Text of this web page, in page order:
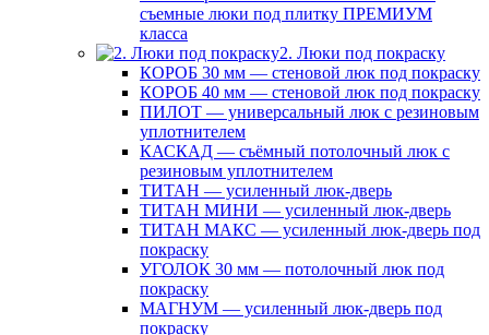
съемные люки под плитку ПРЕМИУМ
класса
2. Люки под покраску
КОРОБ 30 мм — стеновой люк под покраску
КОРОБ 40 мм — стеновой люк под покраску
ПИЛОТ — универсальный люк с резиновым
уплотнителем
КАСКАД — съёмный потолочный люк с
резиновым уплотнителем
ТИТАН — усиленный люк-дверь
ТИТАН МИНИ — усиленный люк-дверь
ТИТАН МАКС — усиленный люк-дверь под
покраску
УГОЛОК 30 мм — потолочный люк под
покраску
МАГНУМ — усиленный люк-дверь под
покраску